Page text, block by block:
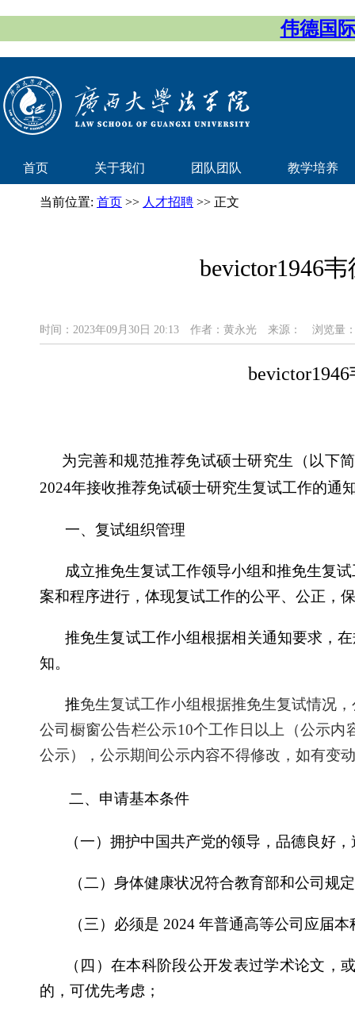
伟德国
首页 关于我们 团队团队 教学培养
当前位置: 首页 >> 人才招聘 >> 正文
bevictor1946
时间：2023年09月30日 20:13 作者：黄永光 来源： 浏览量
为完善和规范推荐免试硕士研究生（以下
2024年接收推荐免试硕士研究生复试工作的通
一、复试组织管理
成立推免生复试工作领导小组和推免生复
案和程序进行，体现复试工作的公平、公正，
推免生复试工作小组根据相关通知要求，
知。
推免生复试工作小组根据推免生复试情况
公司橱窗公告栏公示10个工作日以上（公示内
公示），公示期间公示内容不得修改，如有变
二、申请基本条件
（一）拥护中国共产党的领导，品德良好
（二）身体健康状况符合教育部和公司规
（三）必须是 2024 年普通高等公司应届
（四）在本科阶段公开发表过学术论文
的，可优先考虑；